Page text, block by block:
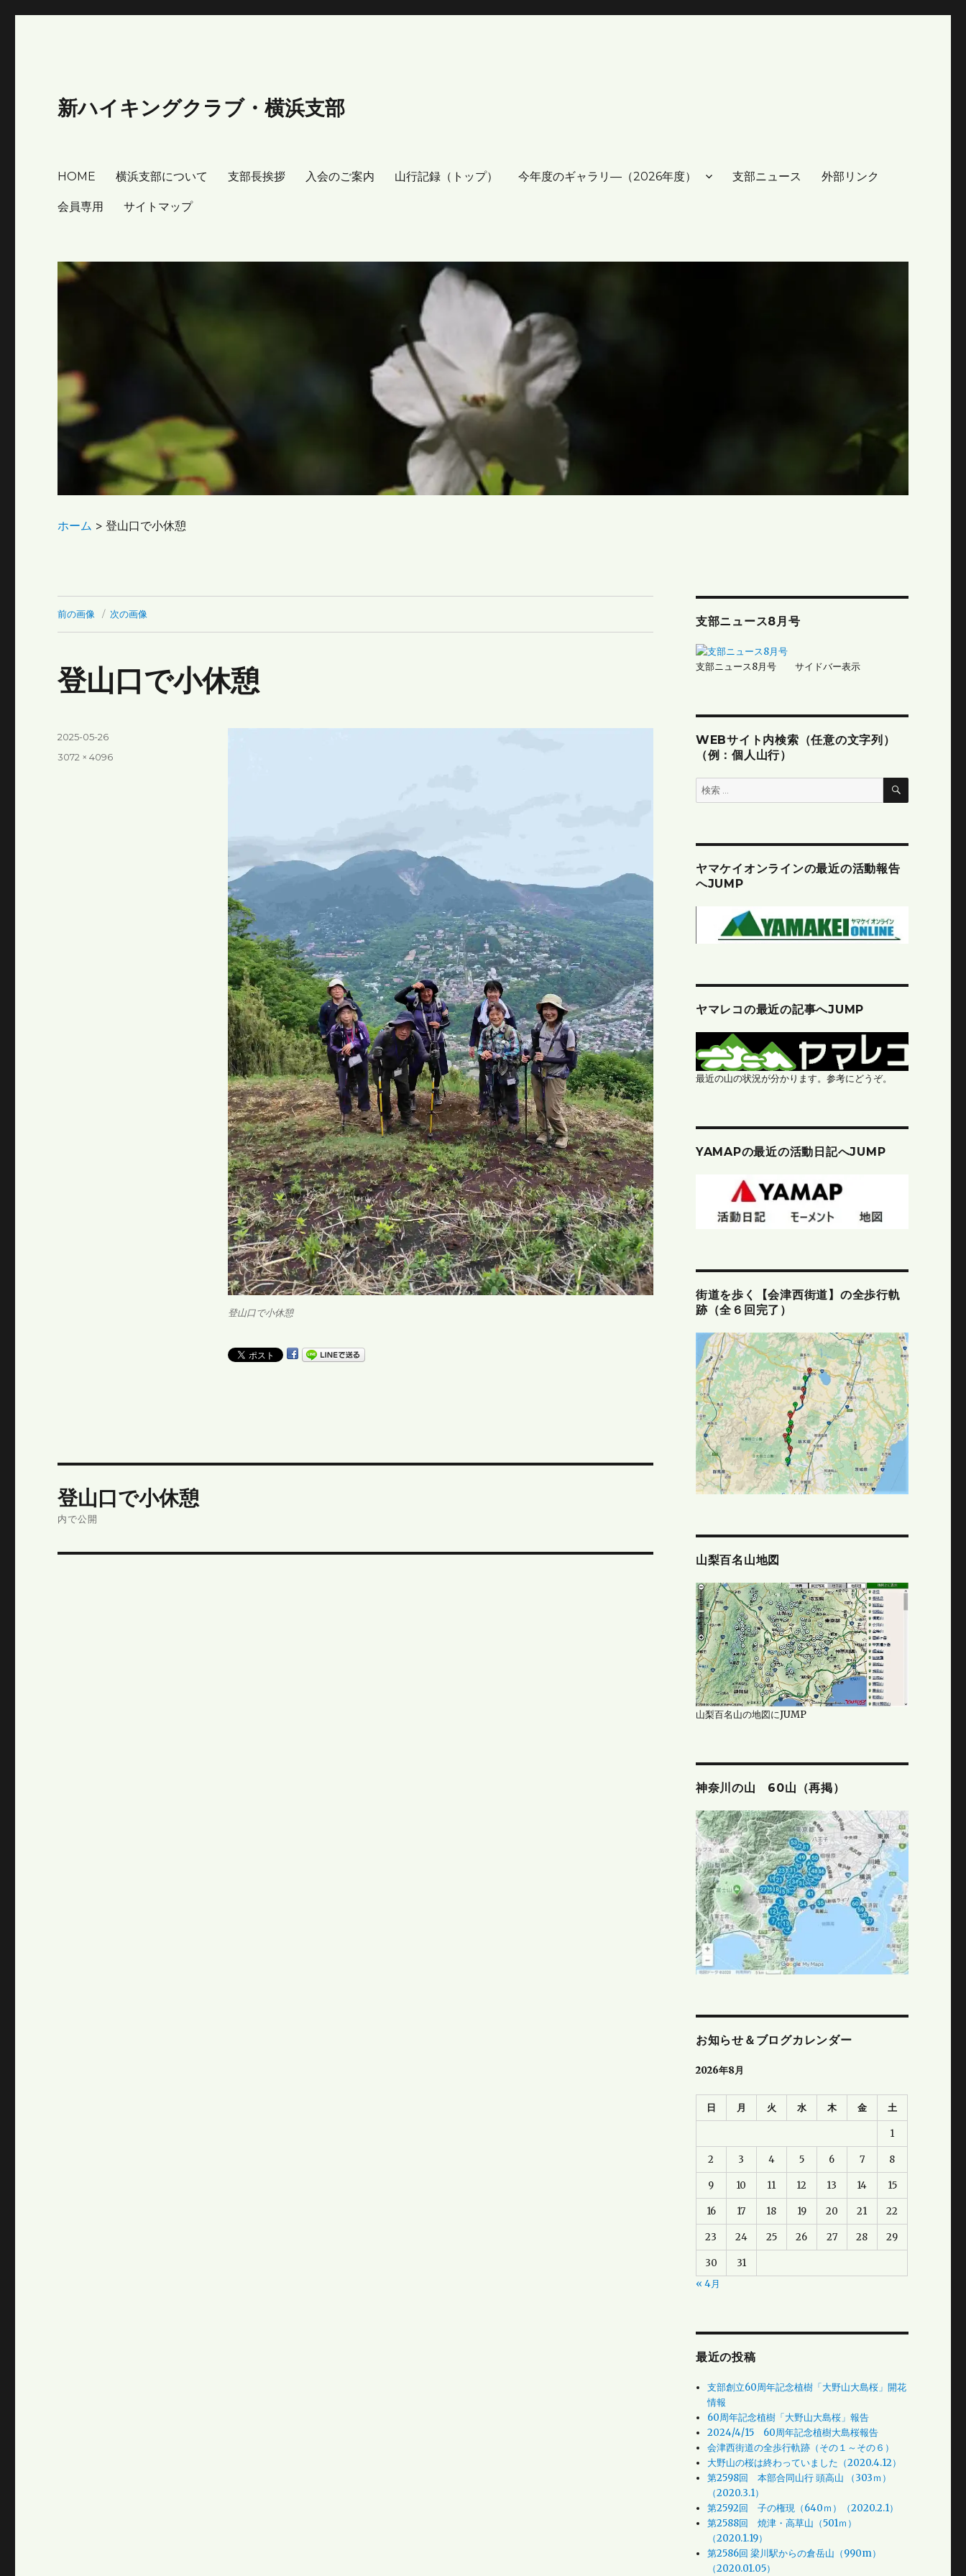
新ハイキングクラブ・横浜支部
HOME 横浜支部について 支部長挨拶 入会のご案内 山行記録（トップ） 今年度のギャラリ―（2026年度） 支部ニュース 外部リンク
会員専用 サイトマップ
ホーム >登山口で小休憩
前の画像 次の画像
登山口で小休憩
登山口で小休憩
投
2025-05-26
フ
3072 × 4096
稿
登山口で小休憩
内で公開
支部ニュース8月号
支部ニュース8月号 サイドバー表示
WEBサイト内検索（任意の文字列）
（例：個人山行）
検
索:
検
ヤマケイオンラインの最近の活動報告
へJUMP
ヤマレコの最近の記事へJUMP
最近の山の状況が分かります。参考にどうぞ。
YAMAPの最近の活動日記へJUMP
街道を歩く【会津西街道】の全歩行軌
跡（全６回完了）
山梨百名山地図
山梨百名山の地図にJUMP
神奈川の山 60山（再掲）
お知らせ＆ブログカレンダー
2026年8月
日 月 火 水 木 金 土
1
2 3 4 5 6 7 8
9 10 11 12 13 14 15
16 17 18 19 20 21 22
23 24 25 26 27 28 29
30
31
« 4月
最近の投稿
支部創立60周年記念植樹「大野山大島桜」開花
情報
60周年記念植樹「大野山大島桜」報告
2024/4/15 60周年記念植樹大島桜報告
会津西街道の全歩行軌跡（その１～その６）
大野山の桜は終わっていました（2020.4.12）
第2598回 本部合同山行 頭高山 （303ｍ）
（2020.3.1）
第2592回 子の権現（640ｍ）（2020.2.1）
第2588回 焼津・高草山（501ｍ）
（2020.1.19）
第2586回 梁川駅からの倉岳山（990m）
（2020.01.05）